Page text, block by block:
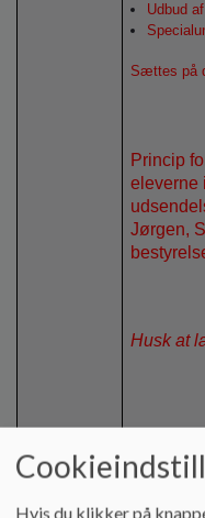
Udbud
Sættes på
Princip
eleverne
Jørgen,
Husk at
Hvis du klikker på